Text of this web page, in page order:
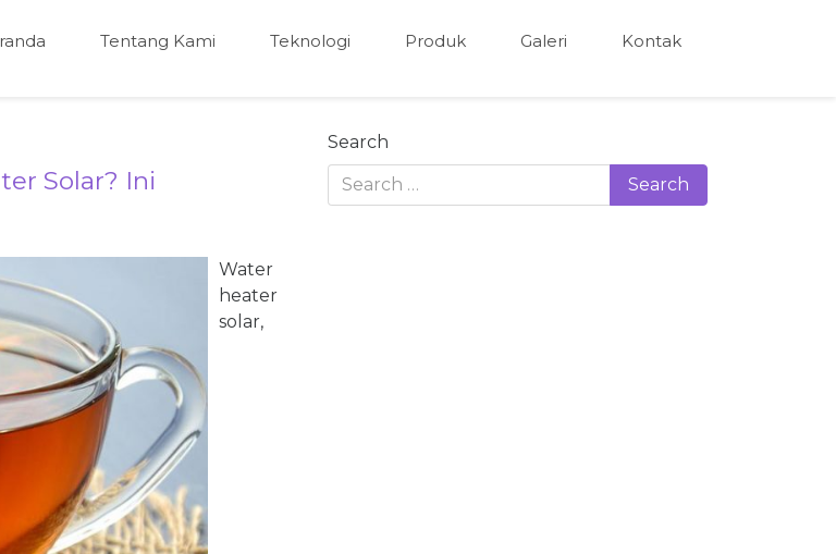
Tentang Kami Teknologi Produk Galeri Kontak
Solar? Ini
Water
heater
solar,
Search